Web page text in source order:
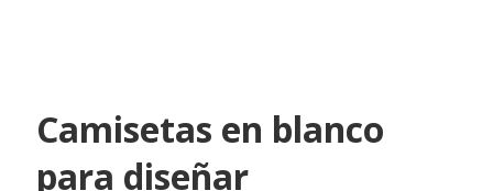
Camisetas en blanco
para diseñar